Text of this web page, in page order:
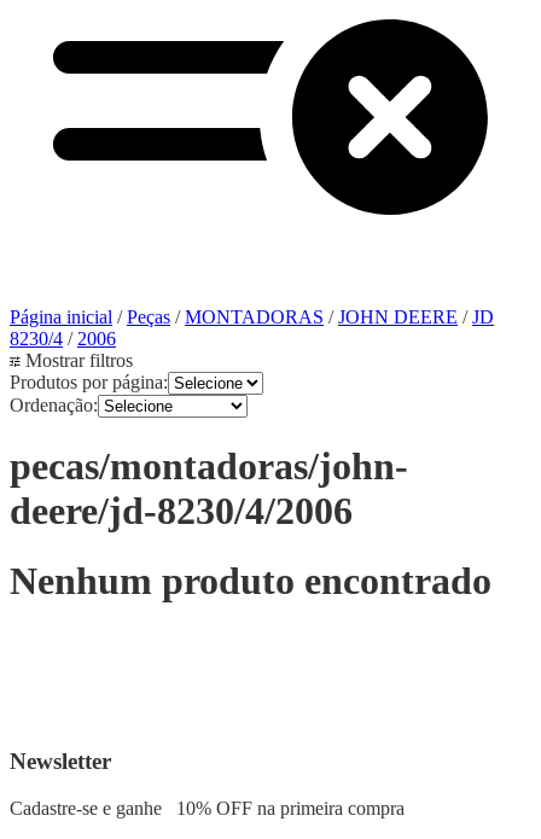
Página inicial /Peças /MONTADORAS /JOHN DEERE /JD
8230/4 /2006
Mostrar filtros
Produtos por página:
Ordenação:
pecas/montadoras/john-
deere/jd-8230/4/2006
Nenhum produto encontrado
Newsletter
Cadastre-se e ganhe 10% OFF na primeira compra